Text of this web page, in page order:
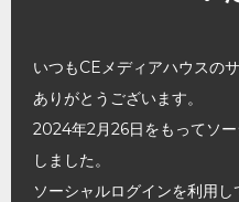
いつもCEメディアハウスの
ありがとうございます。
2024年2月26日をもってソ
しました。
ソーシャルログインを利用